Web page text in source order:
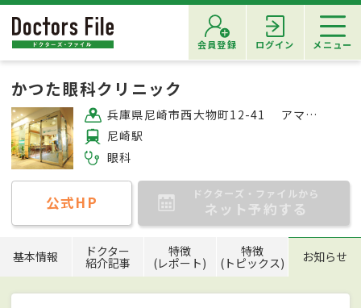
会員登録 ログイン メニュー
かつた眼科クリニック
兵庫県尼崎市西大物町12-41 アマゴッタ5F医療センター内
尼崎駅
眼科
公式HP ドクターズ・ファイルから
ネット予約する
基本情報 ドクター
紹介記事
特徴
(レポート)
特徴
(トピックス) お知らせ